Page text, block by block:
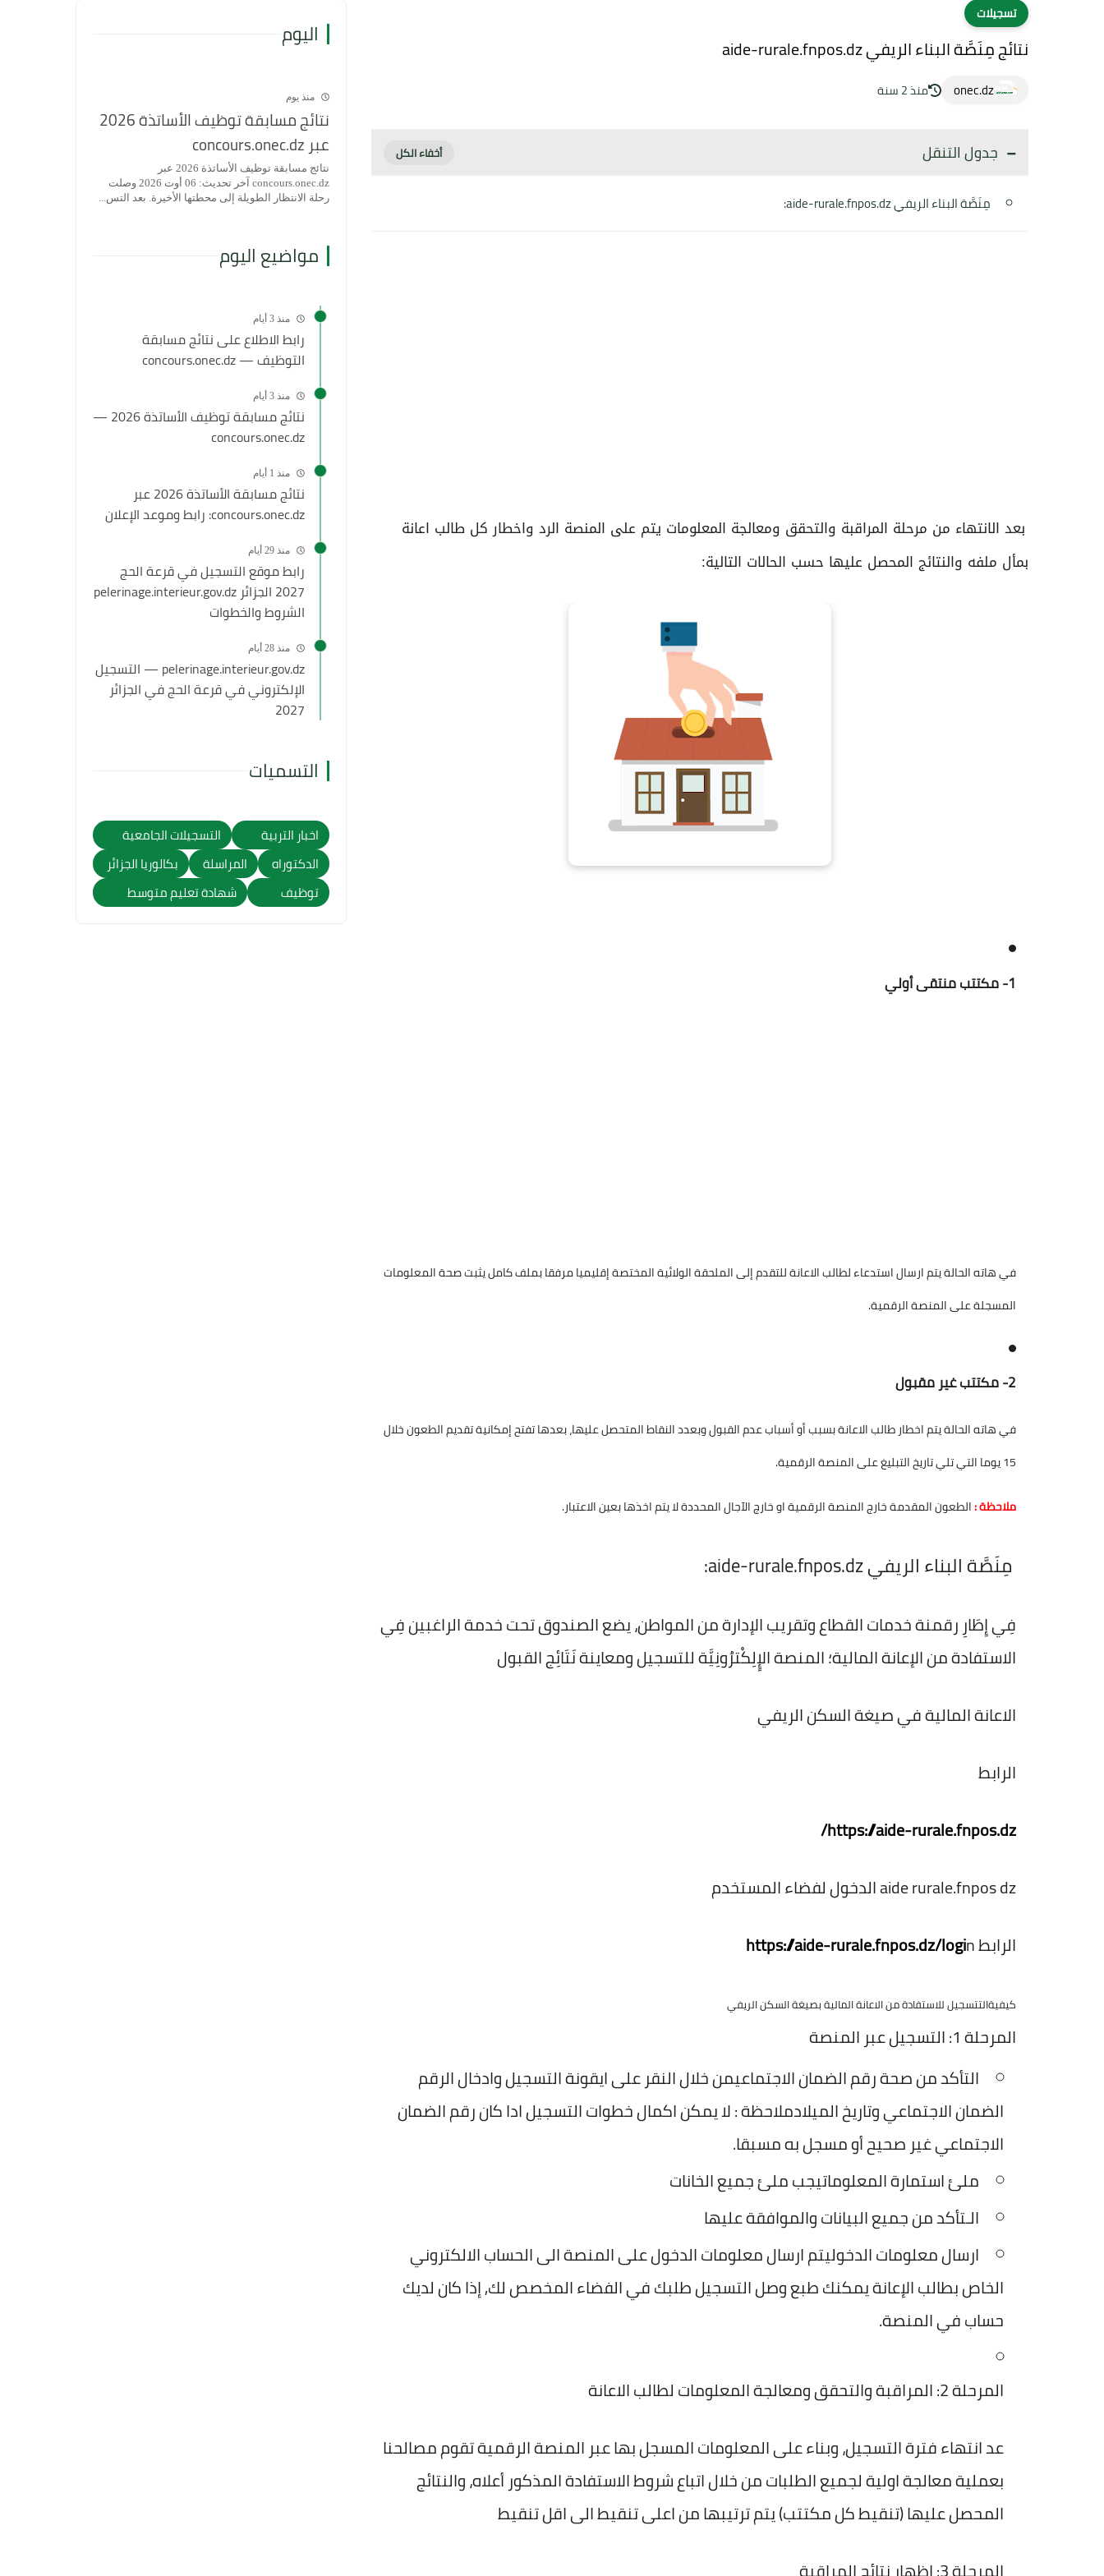
تسجيلات
نتائج مِنَصَّة البناء الريفي aide-rurale.fnpos.dz
onec.dz منذ 2 سنة
جدول التنقل
مِنَصَّة البناء الريفي aide-rurale.fnpos.dz:
بعد الانتهاء من مرحلة المراقبة والتحقق ومعالجة المعلومات يتم على المنصة الرد واخطار كل طالب اعانة
بمأل ملفه والنتائج المحصل عليها حسب الحالات التالية:
1- مكتتب منتقى أولي
في هاته الحالة يتم ارسال استدعاء لطالب الاعانة للتقدم إلى الملحقة الولائية المختصة إقليميا مرفقا بملف كامل يثبت صحة المعلومات
المسجلة على المنصة الرقمية.
2- مكتتب غير مقبول
في هاته الحالة يتم اخطار طالب الاعانة بسبب أو أسباب عدم القبول وبعدد النقاط المتحصل عليها، بعدها تفتح إمكانية تقديم الطعون خلال
15 يوما التي تلي تاريخ التبليغ على المنصة الرقمية.
ملاحظة :الطعون المقدمة خارج المنصة الرقمية او خارج الآجال المحددة لا يتم اخذها بعين الاعتبار.
مِنَصَّة البناء الريفي aide-rurale.fnpos.dz:
فِي إِطَارِ رقمنة خدمات القطاع وتقريب الإدارة من المواطن، يضع الصندوق تحت خدمة الراغبين فِي
الاستفادة من الإعانة المالية؛ المنصة الإِِلِكْترُونِيَّة للتسجيل ومعاينة نَتَائِج القبول
الاعانة المالية في صيغة السكن الريفي
الرابط
https://aide-rurale.fnpos.dz/
aide rurale.fnpos dz الدخول لفضاء المستخدم
الرابط https://aide-rurale.fnpos.dz/login
كيفيةالتتسجيل للاستفادة من الاعانة المالية بصيغة السكن الريفي
المرحلة 1: التسجيل عبر المنصة
التأكد من صحة رقم الضمان الاجتماعيمن خلال النقر على ايقونة التسجيل وادخال الرقم
الضمان الاجتماعي وتاريخ الميلادملاحظة : لا يمكن اكمال خطوات التسجيل ادا كان رقم الضمان
الاجتماعي غير صحيح أو مسجل به مسبقا.
ملئ استمارة المعلوماتيجب ملئ جميع الخانات
الـتأكد من جميع البيانات والموافقة عليها
ارسال معلومات الدخوليتم ارسال معلومات الدخول على المنصة الى الحساب الالكتروني
الخاص بطالب الإعانة يمكنك طبع وصل التسجيل طلبك في الفضاء المخصص لك, إذا كان لديك
حساب في المنصة.
المرحلة 2: المراقبة والتحقق ومعالجة المعلومات لطالب الاعانة
عد انتهاء فترة التسجيل، وبناء على المعلومات المسجل بها عبر المنصة الرقمية تقوم مصالحنا
بعملية معالجة اولية لجميع الطلبات من خلال اتباع شروط الاستفادة المذكور أعلاه، والنتائج
المحصل عليها (تنقيط كل مكتتب) يتم ترتيبها من اعلى تنقيط الى اقل تنقيط
اليوم
منذ يوم
نتائج مسابقة توظيف الأساتذة 2026
عبر concours.onec.dz
نتائج مسابقة توظيف الأساتذة 2026 عبر
concours.onec.dz آخر تحديث: 06 أوت 2026 وصلت
رحلة الانتظار الطويلة إلى محطتها الأخيرة. بعد التس...
مواضيع اليوم
منذ 3 أيام
رابط الاطلاع على نتائج مسابقة
التوظيف — concours.onec.dz
منذ 3 أيام
نتائج مسابقة توظيف الأساتذة 2026 —
concours.onec.dz
منذ 1 أيام
نتائج مسابقة الأساتذة 2026 عبر
concours.onec.dz: رابط وموعد الإعلان
منذ 29 أيام
رابط موقع التسجيل في قرعة الحج
2027 الجزائر pelerinage.interieur.gov.dz
الشروط والخطوات
منذ 28 أيام
pelerinage.interieur.gov.dz — التسجيل
الإلكتروني في قرعة الحج في الجزائر
2027
التسميات
اخبار التربية
التسجيلات الجامعية
الدكتوراه
المراسلة
بكالوريا الجزائر
توظيف
شهادة تعليم متوسط